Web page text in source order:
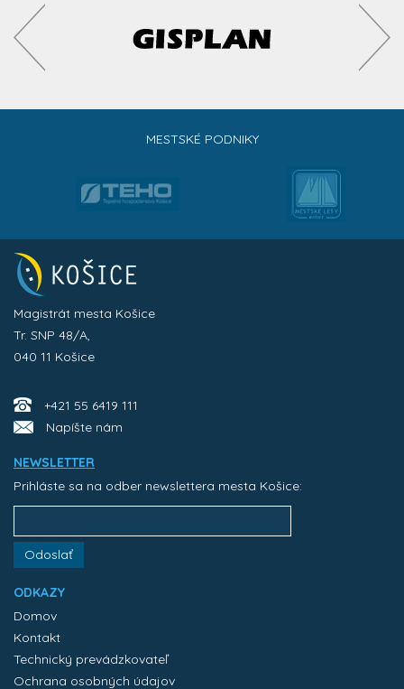
MESTSKÉ PODNIKY
Magistrát mesta Košice
Tr. SNP 48/A,
040 11 Košice
+421 55 6419 111
Napíšte nám
NEWSLETTER
Prihláste sa na odber newslettera mesta Košice:
Odoslať
ODKAZY
Domov
Kontakt
Technický prevádzkovateľ
Ochrana osobných údajov